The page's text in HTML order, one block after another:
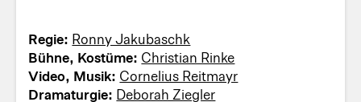
Regie: Ronny Jakubaschk
Bühne, Kostüme: Christian Rinke
Video, Musik: Cornelius Reitmayr
Dramaturgie: Deborah Ziegler